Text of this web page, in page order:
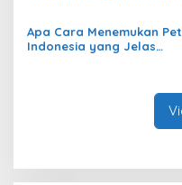
Apa Cara Menemukan
Indonesia yang Jelas